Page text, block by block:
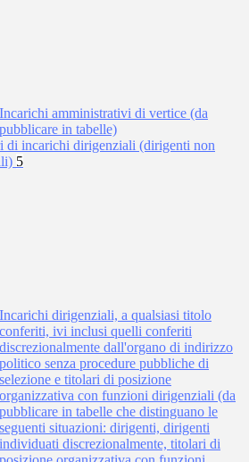
Incarichi amministrativi di vertice (da
pubblicare in tabelle)
di incarichi dirigenziali (dirigenti non
5
Incarichi dirigenziali, a qualsiasi titolo
conferiti, ivi inclusi quelli conferiti
discrezionalmente dall'organo di indirizzo
politico senza procedure pubbliche di
selezione e titolari di posizione
organizzativa con funzioni dirigenziali (da
pubblicare in tabelle che distinguano le
seguenti situazioni: dirigenti, dirigenti
individuati discrezionalmente, titolari di